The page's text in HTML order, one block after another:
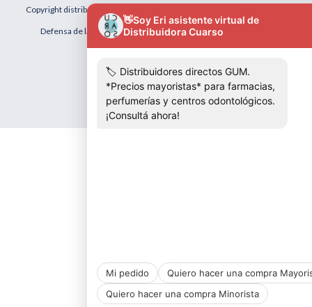
Copyright distribuidora cuarso - 2026. Todos los derechos reservados.
Defensa de las y los consumidores. Para reclamos